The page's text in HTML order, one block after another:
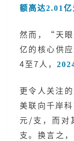
额高达2.01亿
然而，“天
亿的核心供
4至7人，
更令人关注
美联向千岸
元/支，而对
支。换言之，